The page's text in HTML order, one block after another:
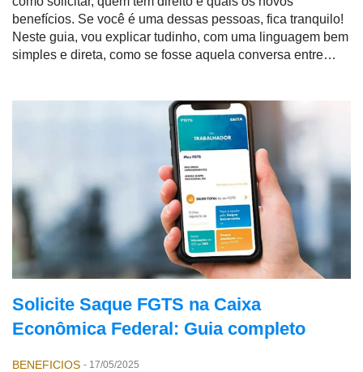
benefícios. Se você é uma dessas pessoas, fica tranquilo!
Neste guia, vou explicar tudinho, com uma linguagem bem
simples e direta, como se fosse aquela conversa entre
Solicite Saque FGTS na Caixa
Econômica Federal: Guia completo
BENEFICIOS - 17/05/2025